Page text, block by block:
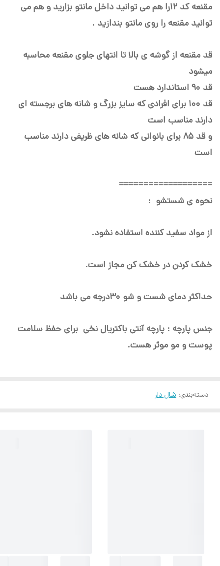
مقنعه کد 12را هم می توانید داخل مانتو بزارید و هم می
توانید مقنعه را روی مانتو بندازید .
قد مقنعه از گوشه ی بالا تا انتهای جلوی مقنعه محاسبه
میشود
قد ۹۰ استاندارد هست
قد ۱۰۰ برای افرادی که سایز بزرگ و شانه های برجسته ای
دارند مناسب است
و قد ۸۵ برای بانوانی که شانه های ظریفی دارند مناسب
است
===================
نحوه ی شستشو :
از مواد سفید کننده استفاده نشود.
خشک کردن در خشک کن مجاز است.
حداکثر دمای شست و شو ۳۰درجه می باشد
جنس پارچه : پارچه آنتی باکتریال نخی برای حفظ سلامت
پوست و مو موثر هست.
دسته‌بندی: شال دار